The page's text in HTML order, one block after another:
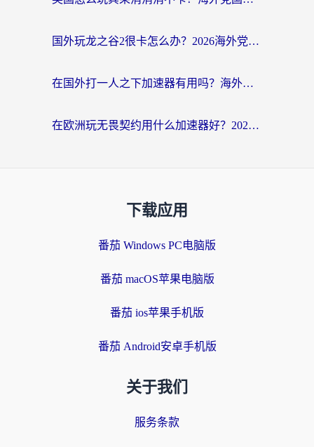
国外玩龙之谷2很卡怎么办？2026海外党必看的国服游戏加速全攻略
在国外打一人之下加速器有用吗？海外党国服游戏畅玩全攻略
在欧洲玩无畏契约用什么加速器好？2026海外党亲测有效指南
下载应用
番茄 Windows PC电脑版
番茄 macOS苹果电脑版
番茄 ios苹果手机版
番茄 Android安卓手机版
关于我们
服务条款